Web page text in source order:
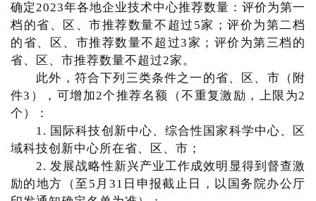
确定2023年各地企业技术中心推荐数量：评价为第一
档的省、区、市推荐数量不超过5家；评价为第二档
的省、区、市推荐数量不超过3家；评价为第三档的
省、区、市推荐数量不超过2家。
此外，符合下列三类条件之一的省、区、市（附
件3），可增加2个推荐名额（不重复激励，上限为2
个）：
1. 国际科技创新中心、综合性国家科学中心、区
域科技创新中心所在省、区、市；
2. 发展战略性新兴产业工作成效明显得到督查激
励的地方（至5月31日申报截止日，以国务院办公厅